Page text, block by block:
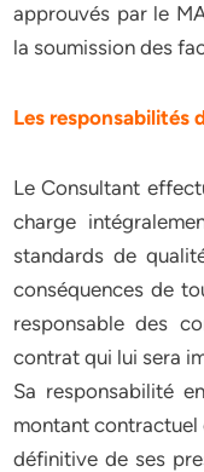
approuvés par le
la soumission des
Les responsabilités
Le Consultant
charge
standards de
conséquences de
responsable des
contrat qui lui sera
Sa responsabilité
montant
définitive de ses